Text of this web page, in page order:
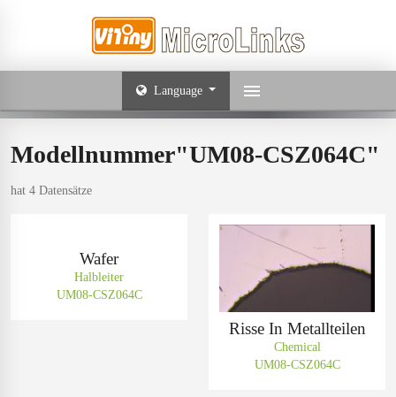
Language
Modellnummer"UM08-CSZ064C"
hat 4 Datensätze
Wafer
Halbleiter
UM08-CSZ064C
Risse In Metallteilen
Chemical
UM08-CSZ064C